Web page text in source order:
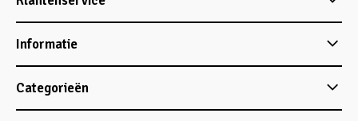
Informatie
Categorieën